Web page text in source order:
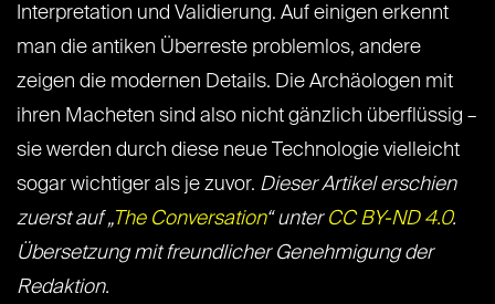
Interpretation und Validierung. Auf einigen erkennt
man die antiken Überreste problemlos, andere
zeigen die modernen Details. Die Archäologen mit
ihren Macheten sind also nicht gänzlich überflüssig –
sie werden durch diese neue Technologie vielleicht
sogar wichtiger als je zuvor. Dieser Artikel erschien
zuerst auf „The Conversation“ unter CC BY-ND 4.0.
Übersetzung mit freundlicher Genehmigung der
Redaktion.